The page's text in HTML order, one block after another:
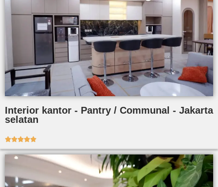
Interior kantor - Pantry / Communal - Jakarta
selatan
